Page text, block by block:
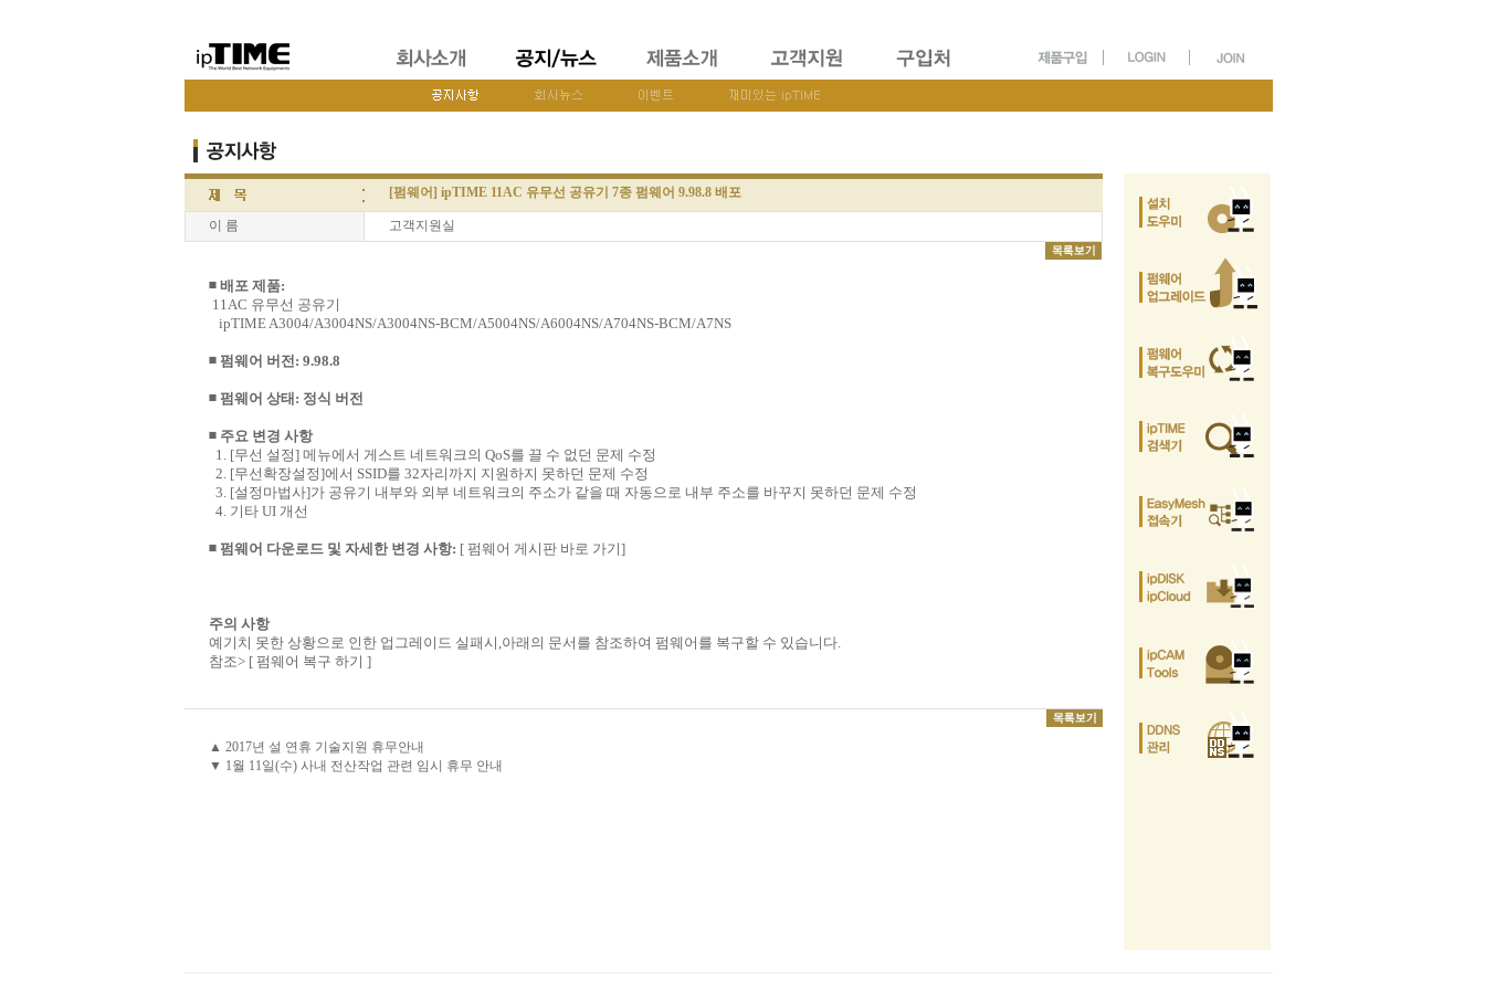
[펌웨어] ipTIME 11AC 유무선 공유기 7종 펌웨어 9.98.8 배포
이 름 고객지원실
◾ 배포 제품:
11AC 유무선 공유기
ipTIME A3004/A3004NS/A3004NS-BCM/A5004NS/A6004NS/A704NS-BCM/A7NS
◾ 펌웨어 버전: 9.98.8
◾ 펌웨어 상태: 정식 버전
◾ 주요 변경 사항
1. [무선 설정] 메뉴에서 게스트 네트워크의 QoS를 끌 수 없던 문제 수정
2. [무선확장설정]에서 SSID를 32자리까지 지원하지 못하던 문제 수정
3. [설정마법사]가 공유기 내부와 외부 네트워크의 주소가 같을 때 자동으로 내부 주소를 바꾸지 못하던 문제 수정
4. 기타 UI 개선
◾ 펌웨어 다운로드 및 자세한 변경 사항: [ 펌웨어 게시판 바로 가기]
주의 사항
예기치 못한 상황으로 인한 업그레이드 실패시,아래의 문서를 참조하여 펌웨어를 복구할 수 있습니다.
참조> [ 펌웨어 복구 하기 ]
▲ 2017년 설 연휴 기술지원 휴무안내
▼ 1월 11일(수) 사내 전산작업 관련 임시 휴무 안내